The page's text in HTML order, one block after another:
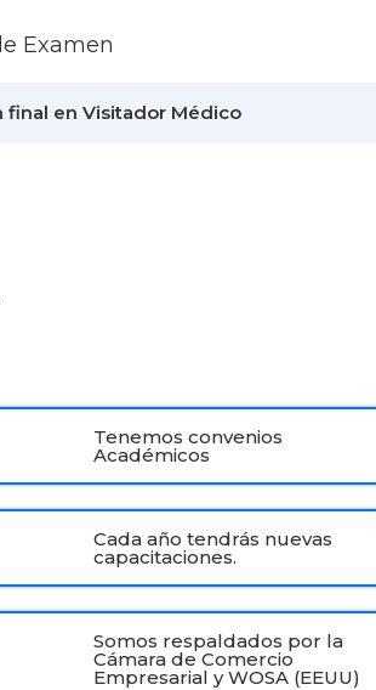
Examen
final en Visitador Médico
Tenemos convenios
Académicos
Cada año tendrás nuevas
capacitaciones.
Somos respaldados por la
Cámara de Comercio
Empresarial y WOSA (EEUU)